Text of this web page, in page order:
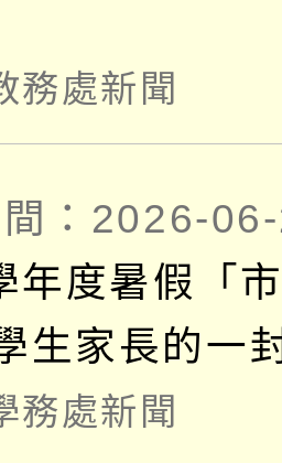
務處新聞
：2026-
年度暑假「
生家長的一
務處新聞